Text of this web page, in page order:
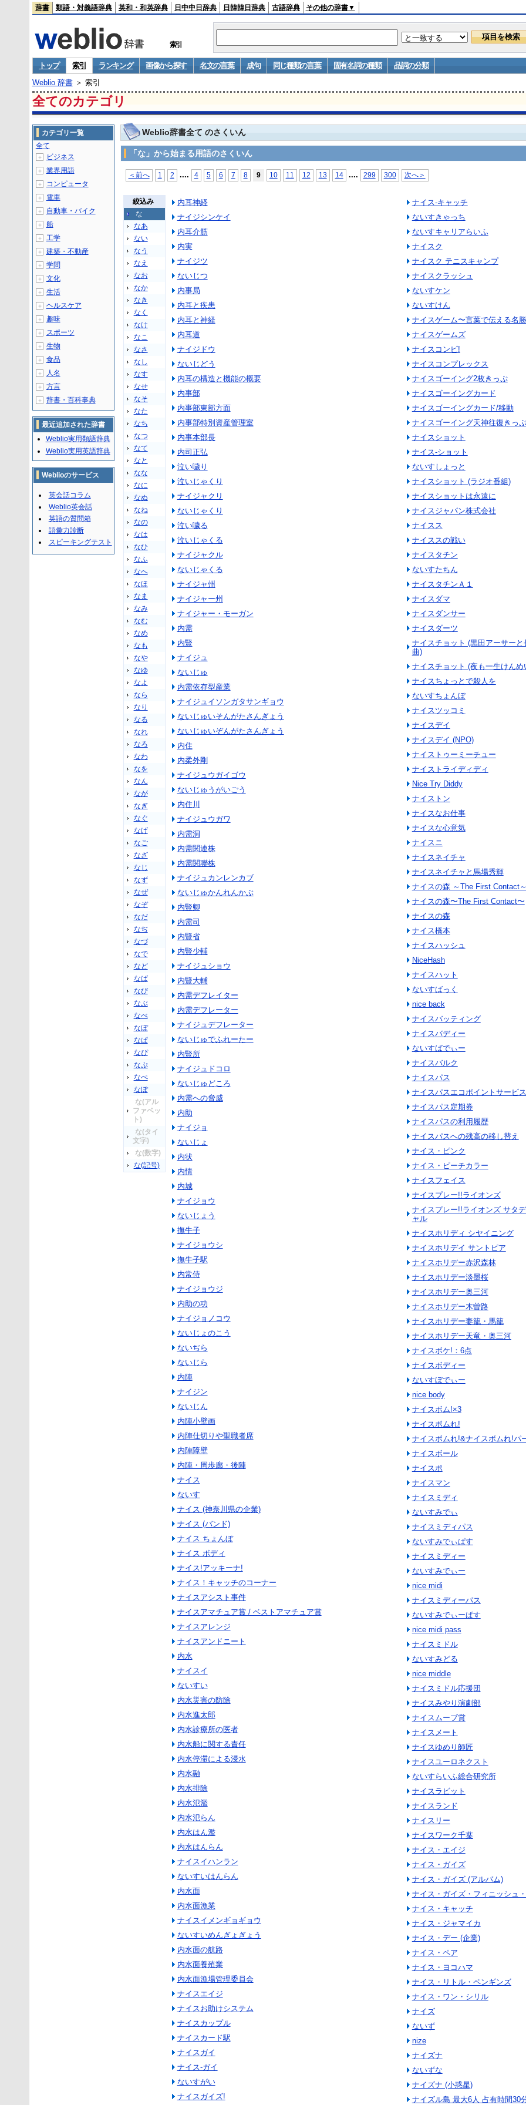
辞書 類語・対義語辞典 英和・和英辞典 日中中日辞典 日韓韓日辞典 古語辞典 その他の辞書▼
索引
トップ 索引 ランキング 画像から探す 名文の言葉 成句 同じ種類の言葉 固有名詞の種類
品詞の分類
Weblio 辞書＞ 索引
全てのカテゴリ
Weblio辞書全て のさくいん
「な」から始まる用語のさくいん
＜前へ 1 2 .... 4 5 6 7 8 9 10 11 12 13 14 .... 299 300 次へ＞
絞込み
な
なあ
ない
なう
なえ
なお
なか
なき
なく
なけ
なこ
なさ
なし
なす
なせ
なそ
なた
なち
なつ
なて
なと
なな
なに
なぬ
なね
なの
なは
なひ
なふ
なへ
なほ
なま
なみ
なむ
なめ
なも
なや
なゆ
なよ
なら
なり
なる
なれ
なろ
なわ
なを
なん
なが
なぎ
なぐ
なげ
なご
なざ
なじ
なず
なぜ
なぞ
なだ
なぢ
なづ
なで
など
なば
なび
なぶ
なべ
なぼ
なぱ
なぴ
なぷ
なぺ
なぽ
な(アル
ファベッ
ト)
な(タイ
文字)
な(数字)
な(記号)
内耳神経
ナイジシンケイ
内耳介筋
内実
ナイジツ
ないじつ
内事局
内耳と疾患
内耳と神経
内耳道
ナイジドウ
ないじどう
内耳の構造と機能の概要
内事部
内事部東部方面
内事部特別資産管理室
内事本部長
内司正弘
泣い噦り
泣いじゃくり
ナイジャクリ
ないじゃくり
泣い噦る
泣いじゃくる
ナイジャクル
ないじゃくる
ナイジャ州
ナイジャー州
ナイジャー・モーガン
内需
内豎
ナイジュ
ないじゅ
内需依存型産業
ナイジュイソンガタサンギョウ
ないじゅいそんがたさんぎょう
ないじゅいぞんがたさんぎょう
内住
内柔外剛
ナイジュウガイゴウ
ないじゅうがいごう
内住川
ナイジュウガワ
内需洞
内需関連株
内需関聯株
ナイジュカンレンカブ
ないじゅかんれんかぶ
内豎卿
内需司
内豎省
内豎少輔
ナイジュショウ
内豎大輔
内需デフレイター
内需デフレーター
ナイジュデフレーター
ないじゅでふれーたー
内豎所
ナイジュドコロ
ないじゅどころ
内需への脅威
内助
ナイジョ
ないじょ
内状
内情
内城
ナイジョウ
ないじょう
撫牛子
ナイジョウシ
撫牛子駅
内常侍
ナイジョウジ
内助の功
ナイジョノコウ
ないじょのこう
ないぢら
ないじら
内陣
ナイジン
ないじん
内陣小壁画
内陣仕切りや聖職者席
内陣障壁
内陣・周歩廊・後陣
ナイス
ないす
ナイス (神奈川県の企業)
ナイス (バンド)
ナイス ちょんぼ
ナイス ボディ
ナイス!アッキーナ!
ナイス！キャッチのコーナー
ナイスアシスト事件
ナイスアマチュア賞 / ベストアマチュア賞
ナイスアレンジ
ナイスアンドニート
内水
ナイスイ
ないすい
内水災害の防除
内水進太郎
内水診療所の医者
内水船に関する責任
内水停滞による浸水
内水融
内水排除
内水氾濫
内水氾らん
内水はん濫
内水はんらん
ナイスイハンラン
ないすいはんらん
内水面
内水面漁業
ナイスイメンギョギョウ
ないすいめんぎょぎょう
内水面の航路
内水面養殖業
内水面漁場管理委員会
ナイスエイジ
ナイスお助けシステム
ナイスカップル
ナイスカード駅
ナイスガイ
ナイス‐ガイ
ないすがい
ナイスガイズ!
ナイス‐キャッチ
ないすきゃっち
ないすキャリアらいふ
ナイスク
ナイスク テニスキャンプ
ナイスクラッシュ
ないすケン
ないすけん
ナイスゲーム〜言葉で伝える名
ナイスゲームズ
ナイスコンビ!
ナイスコンプレックス
ナイスゴーイング2枚きっぷ
ナイスゴーイングカード
ナイスゴーイングカード/移動
ナイスゴーイング天神往復きっぷ
ナイスショット
ナイス‐ショット
ないすしょっと
ナイスショット (ラジオ番組)
ナイスショットは永遠に
ナイスジャパン株式会社
ナイスス
ナイススの戦い
ナイスタチン
ないすたちん
ナイスタチンＡ１
ナイスダマ
ナイスダンサー
ナイスダーツ
ナイスチョット (黒田アーサーと
曲)
ナイスチョット (夜も一生けんめ
ナイスちょっとで殺人を
ないすちょんぼ
ナイスツッコミ
ナイスデイ
ナイスデイ (NPO)
ナイストゥーミーチュー
ナイストライディディ
Nice Try Diddy
ナイストン
ナイスなお仕事
ナイスな心意気
ナイスニ
ナイスネイチャ
ナイスネイチャと馬場秀輝
ナイスの森 ～The First Contact
ナイスの森〜The First Contact〜
ナイスの森
ナイス橋本
ナイスハッシュ
NiceHash
ナイスハット
ないすばっく
nice back
ナイスバッティング
ナイスバディー
ないすばでぃー
ナイスバルク
ナイスパス
ナイスパスエコポイントサービス
ナイスパス定期券
ナイスパスの利用履歴
ナイスパスへの残高の移し替え
ナイス・ピンク
ナイス・ピーチカラー
ナイスフェイス
ナイスプレー!!ライオンズ
ナイスプレー!!ライオンズ サタ
ャル
ナイスホリディ シヤイニング
ナイスホリデイ サントピア
ナイスホリデー赤沢森林
ナイスホリデー淡墨桜
ナイスホリデー奥三河
ナイスホリデー木曽路
ナイスホリデー妻籠・馬籠
ナイスホリデー天竜・奥三河
ナイスボケ!：6点
ナイスボディー
ないすぼでぃー
nice body
ナイスボム!×3
ナイスボムれ!
ナイスボムれ!&ナイスボムれ!パ
ナイスボール
ナイスポ
ナイスマン
ナイスミディ
ないすみでぃ
ナイスミディパス
ないすみでぃぱす
ナイスミディー
ないすみでぃー
nice midi
ナイスミディーパス
ないすみでぃーぱす
nice midi pass
ナイスミドル
ないすみどる
nice middle
ナイスミドル応援団
ナイスみやり演劇部
ナイスムーブ賞
ナイスメート
ナイスゆめり師匠
ナイスユーロネクスト
ないすらいふ総合研究所
ナイスラビット
ナイスランド
ナイスリー
ナイスワーク千葉
ナイス・エイジ
ナイス・ガイズ
ナイス・ガイズ (アルバム)
ナイス・ガイズ・フィニッシュ
ナイス・キャッチ
ナイス・ジャマイカ
ナイス・デー (企業)
ナイス・ペア
ナイス・ヨコハマ
ナイス・リトル・ペンギンズ
ナイス・ワン・シリル
ナイズ
ないず
nize
ナイズナ
ないずな
ナイズナ (小惑星)
ナイズル島 最大6人 占有時間30
カテゴリ一覧
全て
＋ ビジネス
＋ 業界用語
＋ コンピュータ
＋ 電車
＋ 自動車・バイク
＋ 船
＋ 工学
＋ 建築・不動産
＋ 学問
＋ 文化
＋ 生活
＋ ヘルスケア
＋ 趣味
＋ スポーツ
＋ 生物
＋ 食品
＋ 人名
＋ 方言
＋ 辞書・百科事典
最近追加された辞書
Weblio実用類語辞典
Weblio実用英語辞典
Weblioのサービス
英会話コラム
Weblio英会話
英語の質問箱
語彙力診断
スピーキングテスト